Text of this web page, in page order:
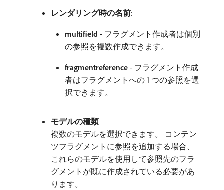
レンダリング時の名前:
multifield - フラグメント作成者は個別
の参照を複数作成できます。
fragmentreference - フラグメント作成
者はフラグメントへの 1 つの参照を選
択できます。
モデルの種類
複数のモデルを選択できます。 コンテン
ツフラグメントに参照を追加する場合、
これらのモデルを使用して参照先のフラ
グメントが既に作成されている必要があ
ります。